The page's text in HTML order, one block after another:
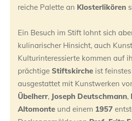
reiche Palette an Klosterlikören
Ein Besuch im Stift lohnt sich
kulinarischer Hinsicht, auch
Kulturinteressierte kommen auf
prächtige Stiftskirche ist feinstes
ausgestattet mit Kunstwerken
Übelherr, Joseph Deutschmann,
Altomonte und einem 1957